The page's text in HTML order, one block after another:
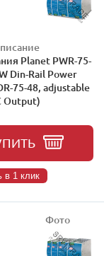
Planet PWR-75-
Din-Rail Power
75-48, adjustable
Output)
в 1 клик
Фото